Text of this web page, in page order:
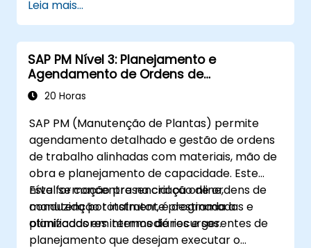
Leia mais...
SAP PM Nível 3: Planejamento e
Agendamento de Ordens de
Manutenção
20 Horas
SAP PM (Manutenção de Plantas) permite
agendamento detalhado e gestão de ordens
de trabalho alinhadas com materiais, mão de
obra e planejamento de capacidade. Este
nível se concentra na criação de ordens de
manutenção totalmente programadas e
otimizadas em termos de recursos.
Esta formação presencial ou online,
conduzida por instrutor, é destinada a
planificadores intermediários e gerentes de
planejamento que desejam executar o